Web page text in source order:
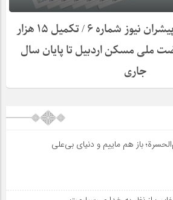
صفحه الکترونیکی پیشران نیوز شماره ۶ / تکمیل ۱۵ هزار
ملی مسکن اردبیل تا پایان سال
جاری
باز هم ماییم و دنیای بی‌علی